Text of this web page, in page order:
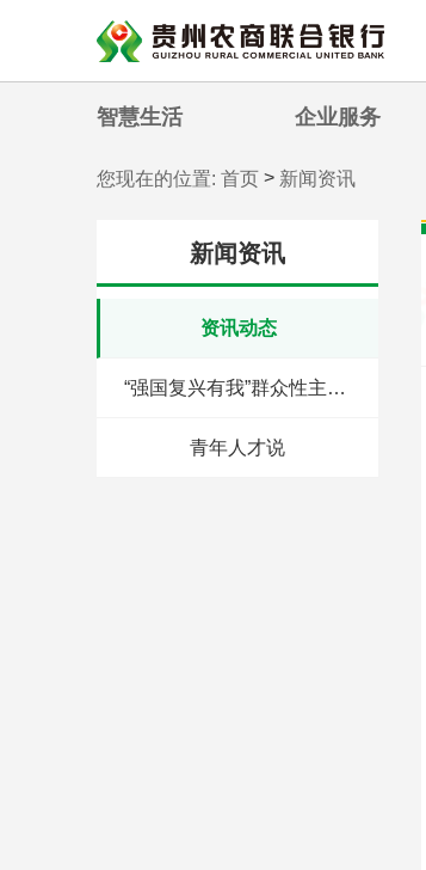
智慧生活 企业服务
您现在的位置: 首页> 新闻资讯
新闻资讯
资讯动态
“强国复兴有我”群众性主题宣传教育活动
青年人才说